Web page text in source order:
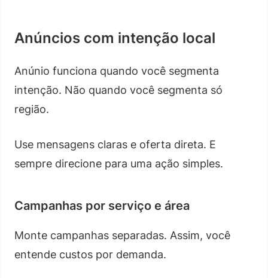
Anúncios com intenção local
Anúnio funciona quando você segmenta
intenção. Não quando você segmenta só
região.
Use mensagens claras e oferta direta. E
sempre direcione para uma ação simples.
Campanhas por serviço e área
Monte campanhas separadas. Assim, você
entende custos por demanda.